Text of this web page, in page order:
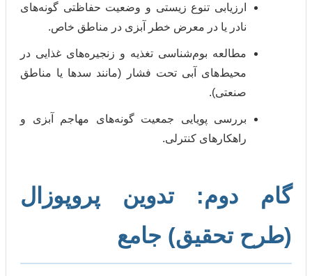
ارزیابی تنوع زیستی و وضعیت حفاظتی گونه‌های
نادر یا در معرض خطر آبزی در مناطق خاص.
مطالعه بوم‌شناسی تغذیه و زنجیره‌های غذایی در
محیط‌های آبی تحت فشار (مانند سدها یا مناطق
بررسی پویایی جمعیت گونه‌های مهاجم آبزی و
راهکارهای کنترلی.
تدوین پروپوزال
جامع